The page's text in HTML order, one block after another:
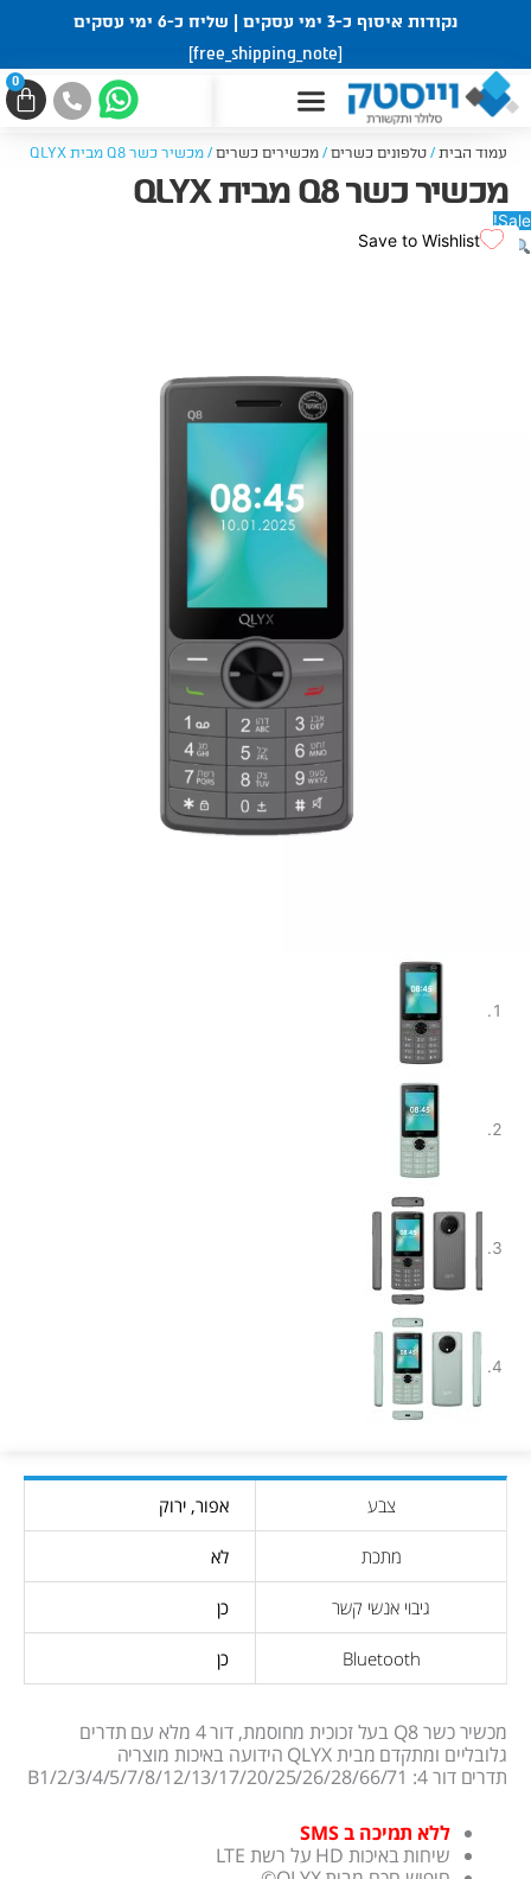
נקודות איסוף כ-3 ימי עסקים | שליח כ-6 ימי עסקים
[free_shipping_note]
0
עמוד הבית / טלפונים כשרים / מכשירים כשרים / מכשיר כשר Q8 מבית QLYX
מכשיר כשר Q8 מבית QLYX
Sale!
Save to Wishlist
צבע אפור, ירוק
מתכת לא
גיבוי אנשי קשר כן
Bluetooth כן
מכשיר כשר Q8 בעל זכוכית מחוסמת, דור 4 מלא עם תדרים
גלובליים ומתקדם מבית QLYX הידועה באיכות מוצריה
תדרים דור 4: B1/2/3/4/5/7/8/12/13/17/20/25/26/28/66/71
ללא תמיכה ב SMS
שיחות באיכות HD על רשת LTE